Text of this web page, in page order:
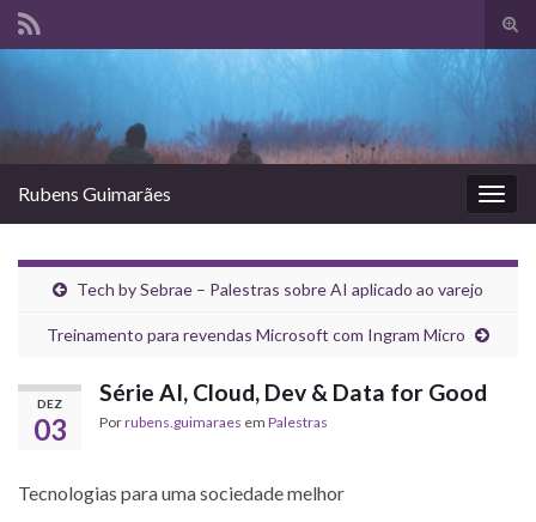
Rubens Guimarães
Tech by Sebrae – Palestras sobre AI aplicado ao varejo
Treinamento para revendas Microsoft com Ingram Micro
DEZ
03
Série AI, Cloud, Dev & Data for Good
Porrubens.guimaraes em Palestras
Tecnologias para uma sociedade melhor